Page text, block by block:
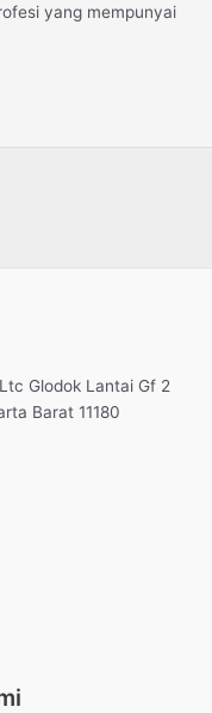
yang mempunyai
Glodok Lantai Gf 2
Barat 11180